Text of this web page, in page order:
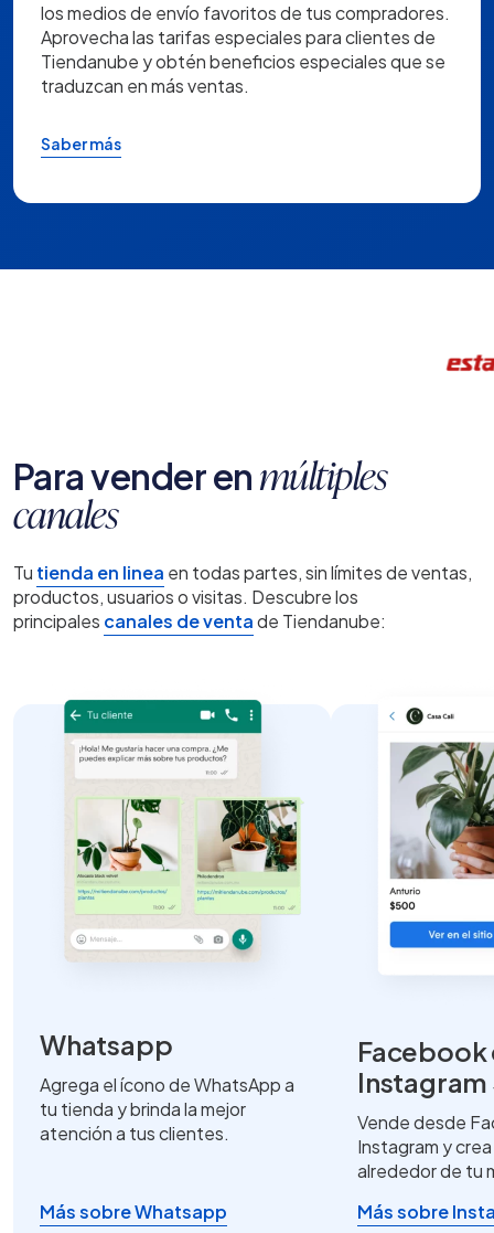
los medios de envío favoritos de tus compradores.
Aprovecha las tarifas especiales para clientes de
Tiendanube y obtén beneficios especiales que se
traduzcan en más ventas.
Saber más
Para vender en múltiples
canales
Tu tienda en linea en todas partes, sin límites de ventas,
productos, usuarios o visitas. Descubre los
principales canales de ventade Tiendanube:
Whatsapp
Agrega el ícono de WhatsApp a
tu tienda y brinda la mejor
atención a tus clientes.
Más sobre Whatsapp
Facebook
Vende desde
Instagram y
alrededor de tu
Más sobre